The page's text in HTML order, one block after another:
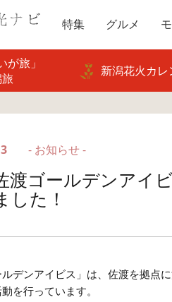
特集 グルメ
が旅」
新潟花火カレ
- お知らせ -
渡ゴールデンアイ
した！
ルデンアイビス」は、佐渡を拠点
を行っています。